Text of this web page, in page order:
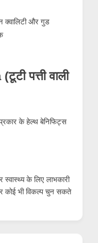
क्वालिटी और गुड
पत्ती वाली
प्रकार के हेल्थ बेनिफिट्स
स्वास्थ्य के लिए लाभकारी
भी विकल्प चुन सकते